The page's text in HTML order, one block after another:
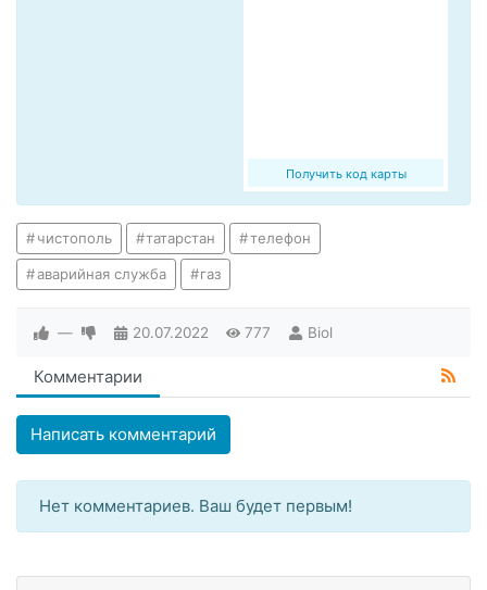
Получить код карты
чистополь татарстан телефон
аварийная служба газ
— 20.07.2022 777 Biol
Комментарии
Написать комментарий
Нет комментариев. Ваш будет первым!